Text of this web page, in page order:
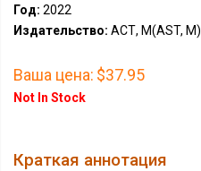
Год: 2022
Издательство: АСТ, М(AST, M)
Ваша цена: $37.95
Not In Stock
Краткая аннотация